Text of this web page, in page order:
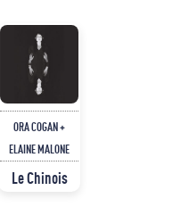
ORA COGAN +
ELAINE MALONE
Le Chinois